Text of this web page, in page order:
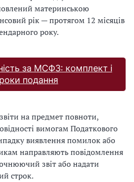
материнською
рік — протягом 12 місяців
року.
за МСФЗ: комплект і
подання
на предмет повноти,
вимогам Податкового
виявлення помилок або
направляють повідомлення
звіт або надати
строк.